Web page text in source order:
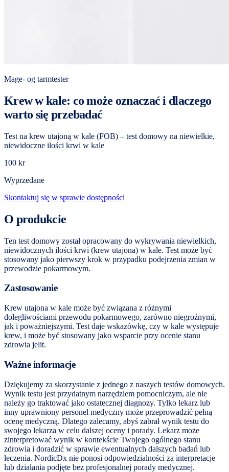
Mage- og tarmtester
Krew w kale: co może oznaczać i dlaczego
warto się przebadać
Test na krew utajoną w kale (FOB) – test domowy na niewielkie,
niewidoczne ilości krwi w kale
100 kr
Wyprzedane
Skontaktuj się w sprawie dostępności
O produkcie
Ten test domowy został opracowany do wykrywania niewielkich,
niewidocznych ilości krwi (krew utajona) w kale. Test może być
stosowany jako pierwszy krok w przypadku podejrzenia zmian w
przewodzie pokarmowym.
Zastosowanie
Krew utajona w kale może być związana z różnymi
dolegliwościami przewodu pokarmowego, zarówno niegroźnymi,
jak i poważniejszymi. Test daje wskazówkę, czy w kale występuje
krew, i może być stosowany jako wsparcie przy ocenie stanu
zdrowia jelit.
Ważne informacje
Dziękujemy za skorzystanie z jednego z naszych testów domowych.
Wynik testu jest przydatnym narzędziem pomocniczym, ale nie
należy go traktować jako ostatecznej diagnozy. Tylko lekarz lub
inny uprawniony personel medyczny może przeprowadzić pełną
ocenę medyczną. Dlatego zalecamy, abyś zabrał wynik testu do
swojego lekarza w celu dalszej oceny i porady. Lekarz może
zinterpretować wynik w kontekście Twojego ogólnego stanu
zdrowia i doradzić w sprawie ewentualnych dalszych badań lub
leczenia. NordicDx nie ponosi odpowiedzialności za interpretacje
lub działania podjęte bez profesjonalnej porady medycznej.